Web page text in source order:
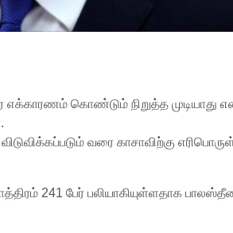
கொண்டும் நிறுத்த முடியாது
வரை காசாவிற்கு
241 பேர் பலியாகியுள்ளதாக